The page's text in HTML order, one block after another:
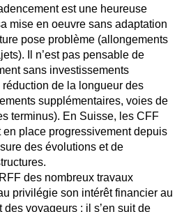
est une heureuse
mise en oeuvre sans adaptation
pose problème (allongements
Il n’est pas pensable de
sans investissements
de la longueur des
supplémentaires, voies de
terminus). En Suisse, les CFF
en place progressivement depuis
des évolutions et de
des nombreux travaux
privilégie son intérêt financier au
voyageurs : il s’en suit de